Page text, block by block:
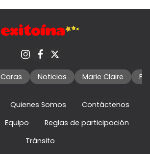
Caras Noticias Marie Claire
Quienes Somos
Contáctenos
Equipo
Reglas de participación
Tránsito